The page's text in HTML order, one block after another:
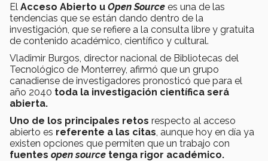
El Acceso Abierto u Open Source es una de las
tendencias que se están dando dentro de la
investigación, que se refiere a la consulta libre y gratuita
de contenido académico, científico y cultural.
Vladimir Burgos, director nacional de Bibliotecas del
Tecnológico de Monterrey, afirmó que un grupo
canadiense de investigadores pronosticó que para el
año 2040 toda la investigación científica será
abierta.
Uno de los principales retos respecto al acceso
abierto es referente a las citas , aunque hoy en día ya
existen opciones que permiten que un trabajo con
fuentes open source tenga rigor académico.